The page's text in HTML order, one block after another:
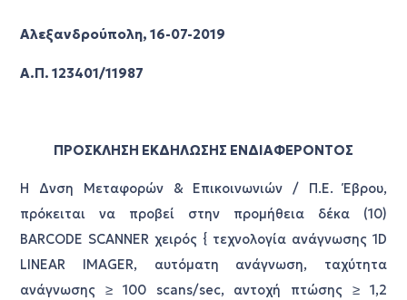
Αλεξανδρούπολη, 16-07-2019
Α.Π. 123401/11987
ΠΡΟΣΚΛΗΣΗ ΕΚΔΗΛΩΣΗΣ ΕΝΔΙΑΦΕΡΟΝΤΟΣ
Η Δνση Μεταφορών & Επικοινωνιών / Π.Ε. Έβρου,
πρόκειται να προβεί στην προμήθεια δέκα (10)
BARCODE SCANNER χειρός { τεχνολογία ανάγνωσης 1D
LINEAR IMAGER, αυτόματη ανάγνωση, ταχύτητα
ανάγνωσης ≥ 100 scans/sec, αντοχή πτώσης ≥ 1,2